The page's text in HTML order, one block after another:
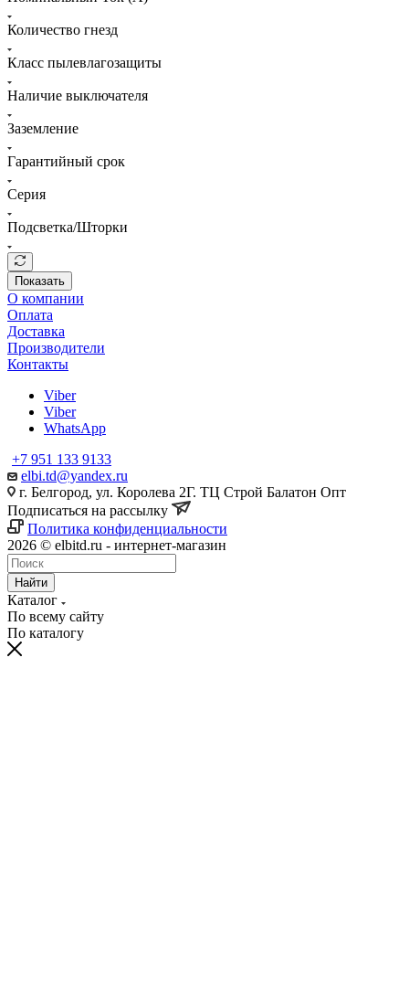
Количество гнезд
Класс пылевлагозащиты
Наличие выключателя
Заземление
Гарантийный срок
Серия
Подсветка/Шторки
Показать
О компании
Оплата
Доставка
Производители
Контакты
Viber
Viber
WhatsApp
+7 951 133 9133
elbi.td@yandex.ru
г. Белгород, ул. Королева 2Г. ТЦ Строй Балатон Опт
Подписаться на рассылку
Политика конфиденциальности
2026 © elbitd.ru - интернет-магазин
Найти
Каталог
По всему сайту
По каталогу